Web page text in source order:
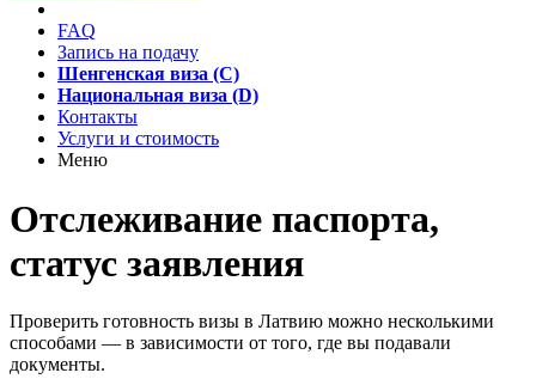
FAQ
Запись на подачу
Шенгенская виза (C)
Национальная виза (D)
Контакты
Услуги и стоимость
Меню
Отслеживание паспорта,
статус заявления
Проверить готовность визы в Латвию можно несколькими
способами — в зависимости от того, где вы подавали
документы.